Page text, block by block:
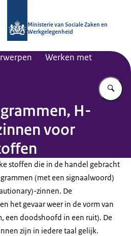
Ministerie van Sociale Zaken en
Werkgelegenheid
Werken met
H-
voor
stoffen die in de handel gebracht
(met een signaalwoord)
)-zinnen. De
het gevaar weer in de vorm van
een doodshoofd in een ruit). De
zijn in iedere taal gelijk.